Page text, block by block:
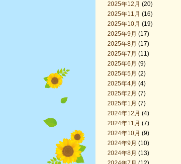
2025年12月 (20)
2025年11月 (16)
2025年10月 (19)
2025年9月 (17)
2025年8月 (17)
2025年7月 (11)
2025年6月 (9)
2025年5月 (2)
2025年4月 (4)
2025年2月 (7)
2025年1月 (7)
2024年12月 (4)
2024年11月 (7)
2024年10月 (9)
2024年9月 (10)
2024年8月 (13)